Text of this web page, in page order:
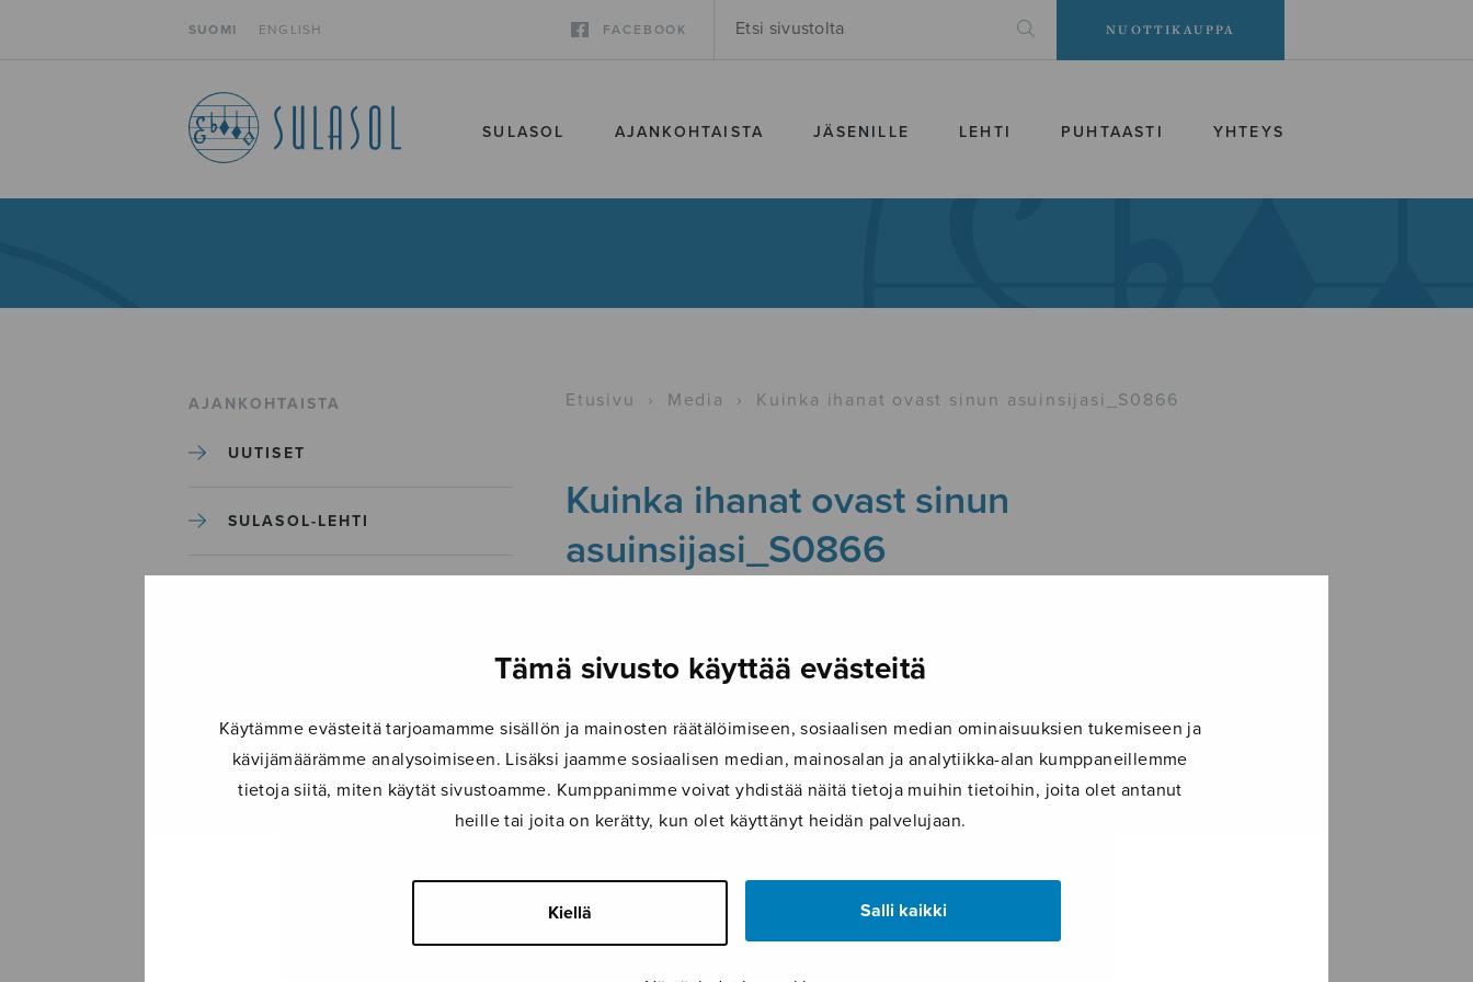
Tämä sivusto käyttää evästeitä
Käytämme evästeitä tarjoamamme sisällön ja mainosten räätälöimiseen, sosiaalisen median ominaisuuksien tukemiseen ja
kävijämäärämme analysoimiseen. Lisäksi jaamme sosiaalisen median, mainosalan ja analytiikka-alan kumppaneillemme
tietoja siitä, miten käytät sivustoamme. Kumppanimme voivat yhdistää näitä tietoja muihin tietoihin, joita olet antanut
heille tai joita on kerätty, kun olet käyttänyt heidän palvelujaan.
Kiellä Salli kaikki
SUOMI ENGLISH FACEBOOK NUOTTIKAUPPA
SULASOL AJANKOHTAISTA JÄSENILLE LEHTI PUHTAASTI YHTEYS
AJANKOHTAISTA
UUTISET
SULASOL-LEHTI
TAPAHTUMAT
ILMOITA TAPAHTUMA
Etusivu › Media › Kuinka ihanat ovast sinun asuinsijasi_S0866
Kuinka ihanat ovast sinun
asuinsijasi_S0866